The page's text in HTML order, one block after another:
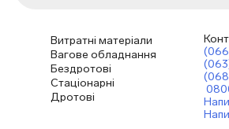
Витратні матеріали
Вагове обладнання
Бездротові
Стаціонарні
Дротові